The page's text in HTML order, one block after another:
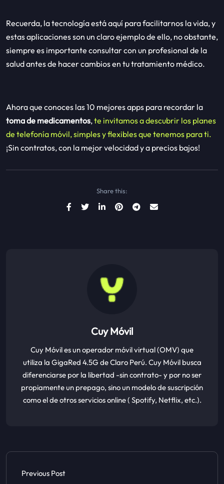
Recuerda, la tecnología está aquí para facilitarnos la vida, y
estas aplicaciones son un claro ejemplo de ello, no obstante,
siempre es importante consultar con un profesional de la
salud antes de hacer cambios en tu tratamiento médico.
Ahora que conoces las 10 mejores apps para recordar la
toma de medicamentos,te invitamos a descubrir los planes
de telefonía móvil, simples y flexibles que tenemos para ti.
¡Sin contratos, con la mejor velocidad y a precios bajos!
Share this:
Cuy Móvil
Cuy Móvil es un operador móvil virtual (OMV) que
utiliza la GigaRed 4.5G de Claro Perú. Cuy Móvil busca
diferenciarse por la libertad -sin contrato- y por no ser
propiamente un prepago, sino un modelo de suscripción
como el de otros servicios online ( Spotify, Netflix, etc.).
Previous Post